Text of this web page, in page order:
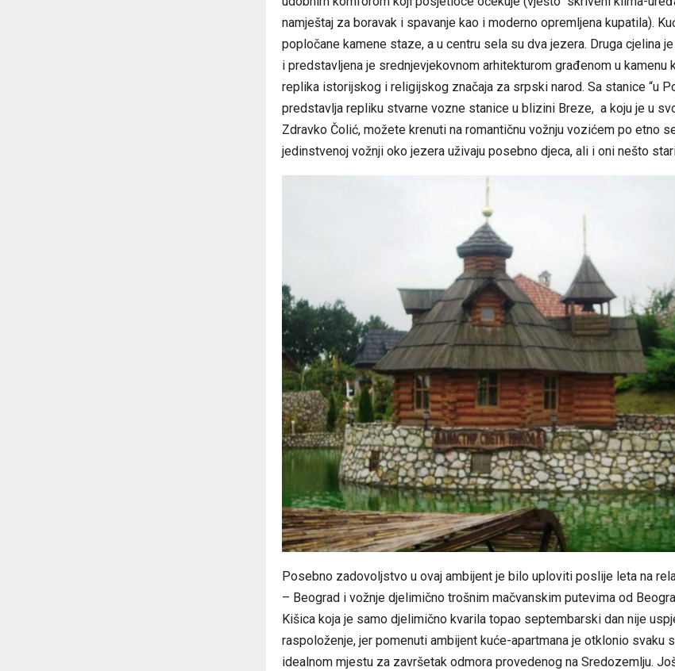
namještaj za boravak i spavanje kao i moderno opremljena kupatila).
popločane kamene staze, a u centru sela su dva jezera. Druga cjelina
i predstavljena je srednjevjekovnom arhitekturom građenom u kamenu
replika istorijskog i religijskog značaja za srpski narod. Sa stanice “u
predstavlja repliku stvarne vozne stanice u blizini Breze, a koju je u
Zdravko Čolić, možete krenuti na romantičnu vožnju vozićem po etno
jedinstvenoj vožnji oko jezera uživaju posebno djeca, ali i oni nešto
Posebno zadovoljstvo u ovaj ambijent je bilo uploviti poslije leta na
– Beograd i vožnje djelimično trošnim mačvanskim putevima od
Kišica koja je samo djelimično kvarila topao septembarski dan nije
raspoloženje, jer pomenuti ambijent kuće-apartmana je otklonio svaku
idealnom mjestu za završetak odmora provedenog na Sredozemlju.